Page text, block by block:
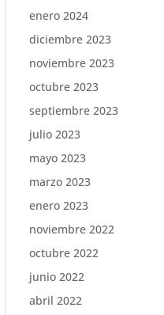
enero 2024
diciembre 2023
noviembre 2023
octubre 2023
septiembre 2023
julio 2023
mayo 2023
marzo 2023
enero 2023
noviembre 2022
octubre 2022
junio 2022
abril 2022